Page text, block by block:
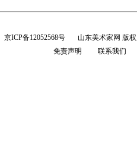
京ICP备12052568号
山东美术家网 版
免责声明
联系我们